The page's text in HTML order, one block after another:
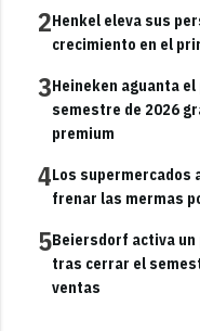
2Henkel eleva sus
crecimiento en el
3Heineken aguanta
semestre de 2026
premium
4Los supermercados
frenar las mermas
5Beiersdorf activa un
tras cerrar el
ventas